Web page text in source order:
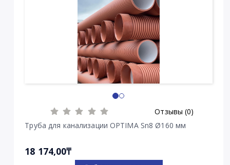
Отзывы (0)
Труба для канализации OPTIMA Sn8 Ø160 мм
18 174,00₸